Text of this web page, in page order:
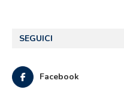
SEGUICI
Facebook